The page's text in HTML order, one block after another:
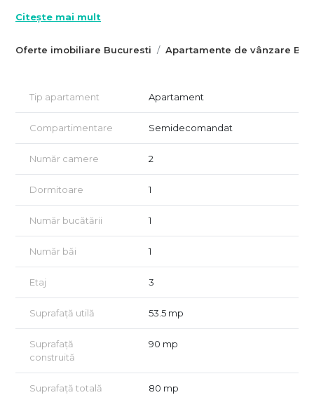
Oferte imobiliare Bucuresti Apartamente de vânzare
🔍 Caracteristici & plusuri
Baie cu geam — lumină naturală și ventilație permanentă, un
avantaj greu de găsit;
Apartamentul se vinde complet mobilat și finisat modern, gata
pentru locuire sau închiriere;
Luminos, cu expunere excelentă și compartimentare practică.
📍 Zona & accesibilitate
Metrou Mihai Bravu – la aproximativ 10-15 minute de mers pe
jos;
Parcul Tineretului și Parcul Lumea Copiilor – in apropiere;
In apropiere regasim: supermarketuri, restaurante, cafenele,
săli de fitness, etc.
Conexiuni excelente la transportul public: autobuze, tramvaie
Citește mai mult
Tip apartament Apartament
Compartimentare Semidecomandat
Număr camere 2
Dormitoare 1
Număr bucătării 1
Număr băi 1
Etaj 3
Suprafață utilă 53.5 mp
Suprafață
construită
90 mp
Suprafață totală 80 mp